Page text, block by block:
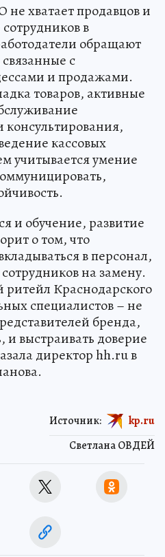
хватает продавцов и
в
обращают
с
и продажами.
товаров, активные
консультирования,
кассовых
учитывается умение
и обучение, развитие
о том, что
в персонал,
на замену.
Краснодарского
специалистов – не
бренда,
выстраивать доверие
директор hh.ru в
Светлана ОВДЕЙ
Источник: kp.ru